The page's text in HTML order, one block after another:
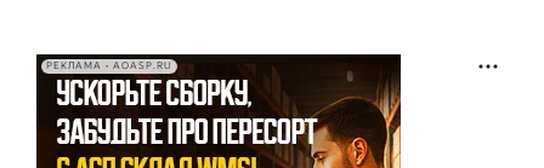
РЕКЛАМА • AOASP.RU